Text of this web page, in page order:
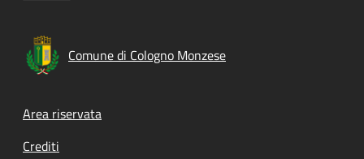
Comune di Cologno Monzese
Footer menu
Area riservata
Crediti